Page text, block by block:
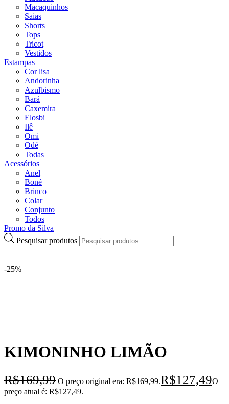
Macaquinhos
Saias
Shorts
Tops
Tricot
Vestidos
Estampas
Cor lisa
Andorinha
Azulbismo
Bará
Caxemira
Elosbi
Ilê
Omi
Odé
Todas
Acessórios
Anel
Boné
Brinco
Colar
Conjunto
Todos
Promo da Silva
Pesquisar produtos
-25%
KIMONINHO LIMÃO
R$169,99 O preço original era: R$169,99.R$127,49O
preço atual é: R$127,49.